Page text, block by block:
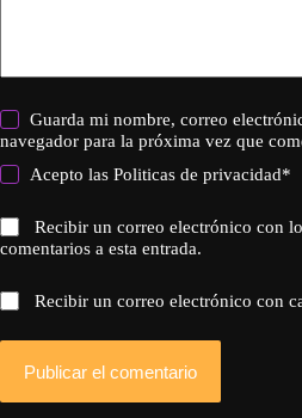
Guarda mi nombre, correo
navegador para la próxima vez que
Acepto lasPoliticas de privacidad*
Recibir un correo electrónico con
comentarios a esta entrada.
Recibir un correo electrónico con
Publicar el comentario